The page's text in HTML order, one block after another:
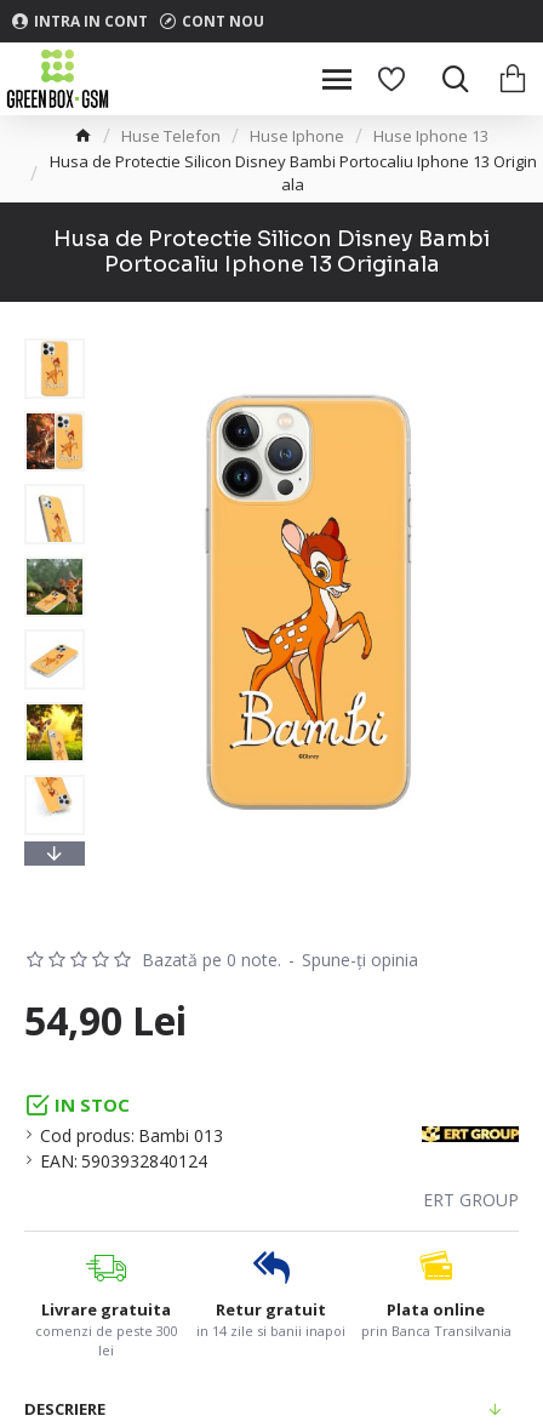
INTRA IN CONT CONT NOU
Huse Telefon Huse Iphone
Huse Iphone 13
Husa de Protectie Silicon Disney Bambi Portocaliu Iphone 13 Origin
ala
Husa de Protectie Silicon Disney Bambi
Portocaliu Iphone 13 Originala
IN STOC
Cod produs: Bambi 013
EAN: 5903932840124
ERT GROUP
Bazată pe 0 note. - Spune-ţi opinia
54,90 Lei
Livrare gratuita
comenzi de peste 300
lei
Retur gratuit
in 14 zile si banii inapoi
Plata online
prin Banca Transilvania
DESCRIERE